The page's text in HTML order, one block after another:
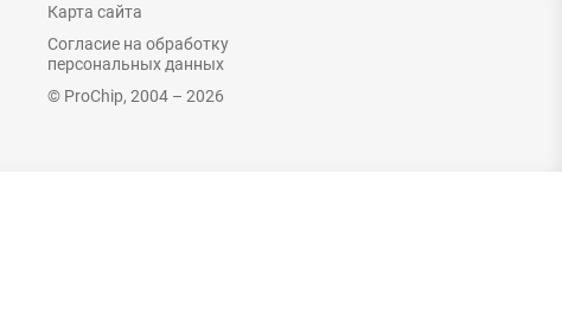
Карта сайта
Согласие на обработку
персональных данных
© ProChip, 2004 – 2026